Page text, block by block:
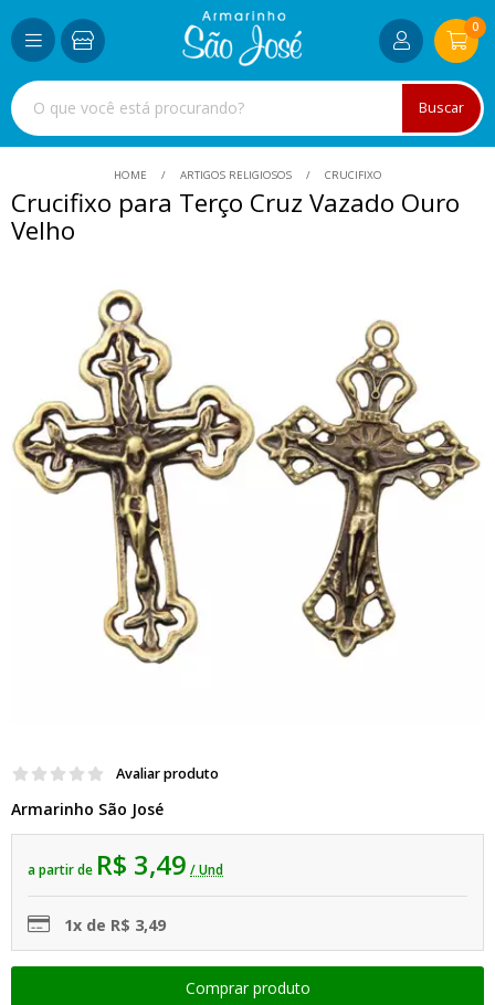
Buscar
0
HOME ARTIGOS RELIGIOSOS CRUCIFIXO
Crucifixo para Terço Cruz Vazado Ouro
Velho
Avaliar produto
Armarinho São José
a partir de R$ 3,49 / Und
1x de R$ 3,49